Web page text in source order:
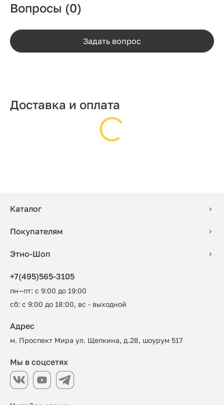
Вопросы (0)
Задать вопрос
Доставка и оплата
Каталог
Покупателям
Этно-Шоп
+7(495)565-3105
пн—пт: с 9:00 до 19:00
сб: с 9:00 до 18:00, вс - выходной
Адрес
м. Проспект Мира ул. Щепкина, д.28, шоурум 517
Мы в соцсетях